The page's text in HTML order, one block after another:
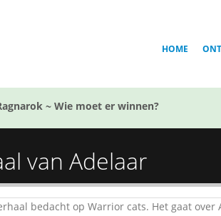
HOME
~ Wie moet er winnen?
van Adelaar
bedacht op Warrior cats. Het gaat